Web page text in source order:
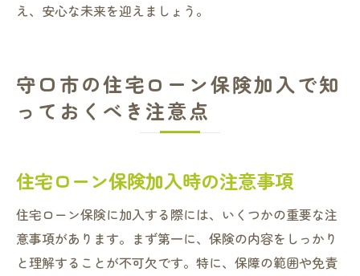
え、安心な未来を迎えましょう。
守口市の住宅ローン保険加入で知
っておくべき注意点
住宅ローン保険加入時の注意事項
住宅ローン保険に加入する際には、いくつかの重要な注
意事項があります。まず第一に、保険の内容をしっかり
と理解することが不可欠です。特に、保障の範囲や免責